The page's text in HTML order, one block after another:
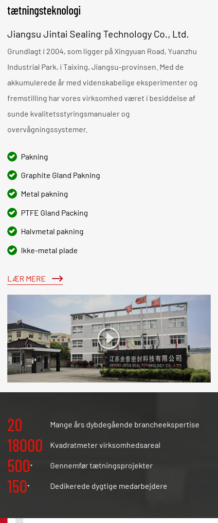
tætningsteknologi
Jiangsu Jintai Sealing Technology Co., Ltd.
Grundlagt i 2004, som ligger på Xingyuan Road, Yuanzhu
Industrial Park, i Taixing, Jiangsu-provinsen. Med de
akkumulerede år med videnskabelige eksperimenter og
fremstilling har vores virksomhed været i besiddelse af
sunde kvalitetsstyringsmanualer og
overvågningssystemer.
Pakning
Graphite Gland Pakning
Metal pakning
PTFE Gland Packing
Halvmetal pakning
Ikke-metal plade
LÆR MERE
20 Mange års dybdegående brancheekspertise
18000 Kvadratmeter virksomhedsareal
500+ Gennemfør tætningsprojekter
150+ Dedikerede dygtige medarbejdere